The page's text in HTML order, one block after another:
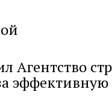
Агентство
эффективную